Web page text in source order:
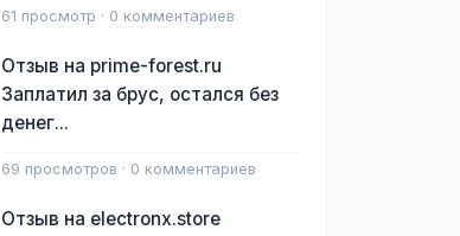
61 просмотр · 0 комментариев
Отзыв на prime-forest.ru
Заплатил за брус, остался без
денег...
69 просмотров · 0 комментариев
Отзыв на electronx.store